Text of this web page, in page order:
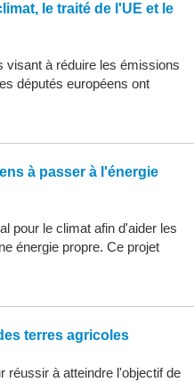
le traité de l'UE et le
visant à réduire les émissions
députés européens ont
à passer à l'énergie
pour le climat afin d'aider les
énergie propre. Ce projet
terres agricoles
réussir à atteindre l'objectif de